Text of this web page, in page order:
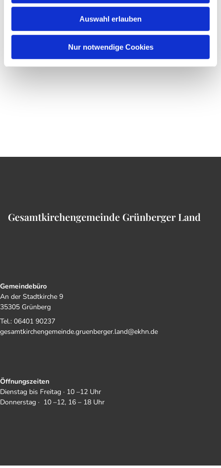
Auswahl erlauben
Nur notwendige Cookies
Gesamtkirchengemeinde Grünberger Land
Gemeindebüro
An der Stadtkirche 9
35305 Grünberg
Tel.: 06401 90237
gesamtkirchengemeinde.gruenberger.land@ekhn.de
Öffnungszeiten
Dienstag bis Freitag · 10 –12 Uhr
Donnerstag · 10 –12, 16 – 18 Uhr